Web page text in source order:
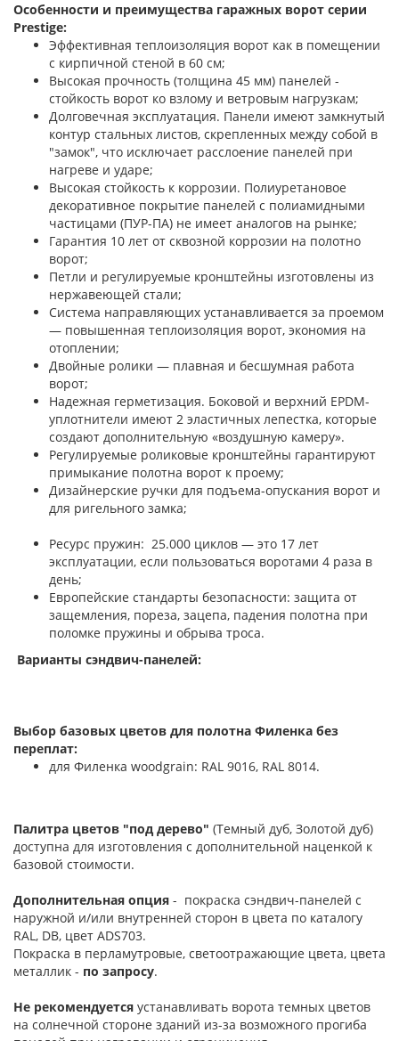
Особенности и преимущества гаражных ворот серии
Prestige:
Эффективная теплоизоляция ворот как в помещении
с кирпичной стеной в 60 см;
Высокая прочность (толщина 45 мм) панелей -
стойкость ворот ко взлому и ветровым нагрузкам;
Долговечная эксплуатация. Панели имеют замкнутый
контур стальных листов, скрепленных между собой в
"замок", что исключает расслоение панелей при
нагреве и ударе;
Высокая стойкость к коррозии. Полиуретановое
декоративное покрытие панелей с полиамидными
частицами (ПУР-ПА) не имеет аналогов на рынке;
Гарантия 10 лет от сквозной коррозии на полотно
ворот;
Петли и регулируемые кронштейны изготовлены из
нержавеющей стали;
Система направляющих устанавливается за проемом
— повышенная теплоизоляция ворот, экономия на
отоплении;
Двойные ролики — плавная и бесшумная работа
ворот;
Надежная герметизация. Боковой и верхний EPDM-
уплотнители имеют 2 эластичных лепестка, которые
создают дополнительную «воздушную камеру».
Регулируемые роликовые кронштейны гарантируют
примыкание полотна ворот к проему;
Дизайнерские ручки для подъема-опускания ворот и
для ригельного замка;
Ресурс пружин: 25.000 циклов — это 17 лет
эксплуатации, если пользоваться воротами 4 раза в
день;
Европейские стандарты безопасности: защита от
защемления, пореза, зацепа, падения полотна при
поломке пружины и обрыва троса.
Варианты сэндвич-панелей:
Выбор базовых цветов для полотна Филенка без
переплат:
для Филенка woodgrain: RAL 9016, RAL 8014.
Палитра цветов "под дерево" (Темный дуб, Золотой дуб)
доступна для изготовления с дополнительной наценкой к
базовой стоимости.
Дополнительная опция - покраска сэндвич-панелей с
наружной и/или внутренней сторон в цвета по каталогу
RAL, DB, цвет ADS703.
Покраска в перламутровые, светоотражающие цвета, цвета
металлик - по запросу.
Не рекомендуется устанавливать ворота темных цветов
на солнечной стороне зданий из-за возможного прогиба